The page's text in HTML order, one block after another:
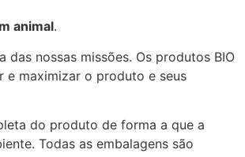
animal.
nossas missões. Os produtos BIO
e maximizar o produto e seus
do produto de forma a que a
Todas as embalagens são